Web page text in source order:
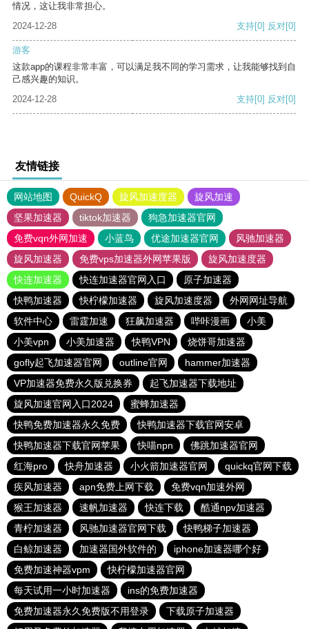
情况，这让我非常担心。
2024-12-28
支持[0] 反对[0]
游客
这款app的课程非常丰富，可以满足我不同的学习需求，让我能够找到自
己感兴趣的知识。
2024-12-28
支持[0] 反对[0]
友情链接
网站地图 QuickQ 旋风加速度器
旋风加速
坚果加速器
tiktok加速器
狗急加速器官网
免费vqn外网加速
小蓝鸟 优途加速器官网
风驰加速器
旋风加速器
免费vps加速器外网苹果版
旋风加速度器
快连加速器
快连加速器官网入口
原子加速器
快鸭加速器
快柠檬加速器 旋风加速度器
外网网址导航
软件中心
雷霆加速 狂飙加速器 哔咔漫画
小美
小美vpn
小美加速器 快鸭VPN
烧饼哥加速器
gofly起飞加速器官网
outline官网
hammer加速器
VP加速器免费永久版兑换券
起飞加速器下载地址
旋风加速官网入口2024
蜜蜂加速器
快鸭免费加速器永久免费
快鸭加速器下载官网安卓
快鸭加速器下载官网苹果
快喵npn
佛跳加速器官网
红海pro
快舟加速器 小火箭加速器官网
quickq官网下载
疾风加速器
apn免费上网下载
免费vqn加速外网
猴王加速器
速帆加速器 快连下载
酷通npv加速器
青柠加速器
风驰加速器官网下载
快鸭梯子加速器
白鲸加速器
加速器国外软件的
iphone加速器哪个好
免费加速神器vpm
快柠檬加速器官网
每天试用一小时加速器
ins的免费加速器
免费加速器永久免费版不用登录
下载原子加速器